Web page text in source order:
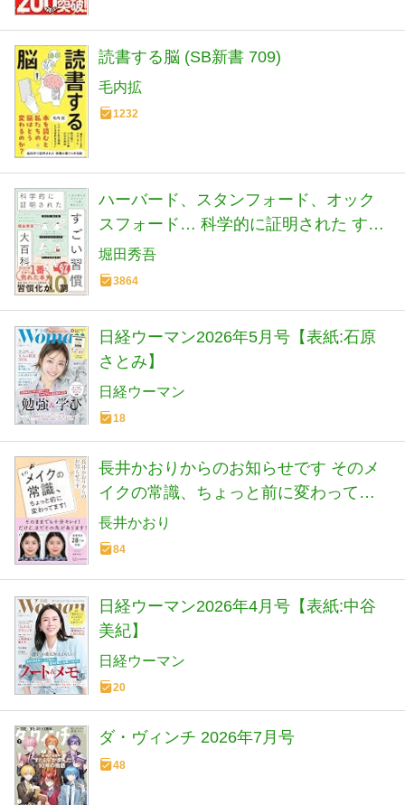
読書する脳 (SB新書 709)
毛内拡
1232
ハーバード、スタンフォード、オック
スフォード… 科学的に証明された すご
い習慣大百科 人生が変わるテクニック
112個集めました
堀田秀吾
3864
日経ウーマン2026年5月号【表紙:石原
さとみ】
日経ウーマン
18
長井かおりからのお知らせです そのメ
イクの常識、ちょっと前に変わってま
す!
長井かおり
84
日経ウーマン2026年4月号【表紙:中谷
美紀】
日経ウーマン
20
ダ・ヴィンチ 2026年7月号
48